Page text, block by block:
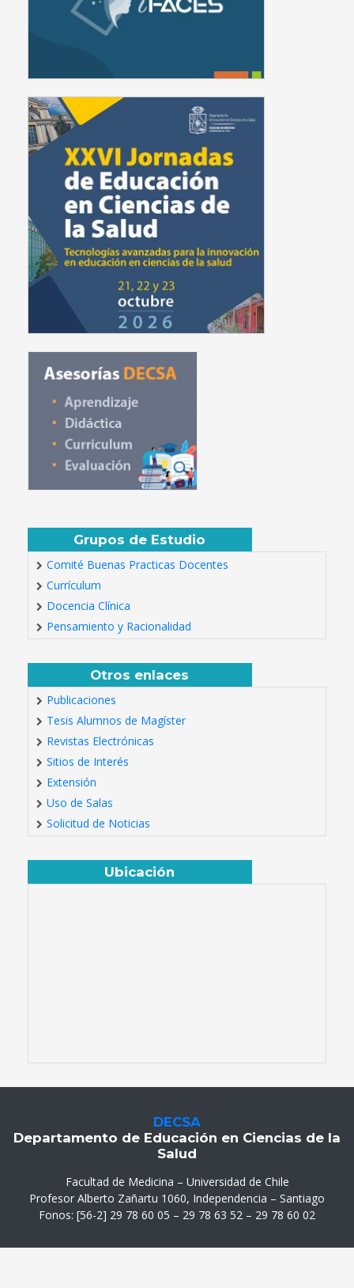
Grupos de Estudio
Comité Buenas Practicas Docentes
Currículum
Docencia Clínica
Pensamiento y Racionalidad
Otros enlaces
Publicaciones
Tesis Alumnos de Magíster
Revistas Electrónicas
Sitios de Interés
Extensión
Uso de Salas
Solicitud de Noticias
Ubicación
DECSA
Departamento de Educación en Ciencias de la
Salud
Facultad de Medicina – Universidad de Chile
Profesor Alberto Zañartu 1060, Independencia – Santiago
Fonos: [56-2] 29 78 60 05 – 29 78 63 52 – 29 78 60 02